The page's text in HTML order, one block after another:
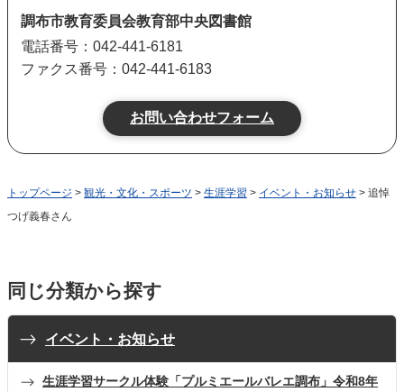
調布市教育委員会教育部中央図書館
電話番号：042-441-6181
ファクス番号：042-441-6183
トップページ > 観光・文化・スポーツ > 生涯学習 > イベント・お知らせ > 追悼
つげ義春さん
同じ分類から探す
イベント・お知らせ
生涯学習サークル体験「プルミエールバレエ調布」令和8年